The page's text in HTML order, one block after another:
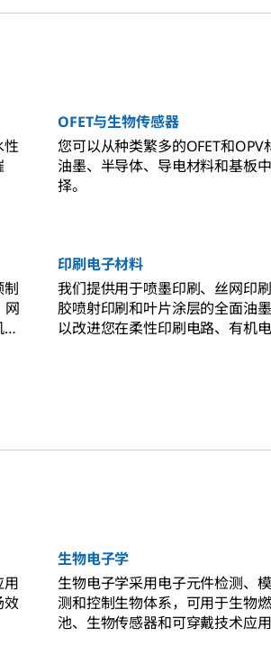
性
OFET与生物传感器
您可以从种类繁多的OFET和OPV
油墨、半导体、导电材料和基板
择。
制
网
印刷电子材料
我们提供用于喷墨印刷、丝网印
胶喷射印刷和叶片涂层的全面油墨
以改进您在柔性印刷电路、有机
用
效
生物电子学
生物电子学采用电子元件检测、
测和控制生物体系，可用于生物
池、生物传感器和可穿戴技术应用